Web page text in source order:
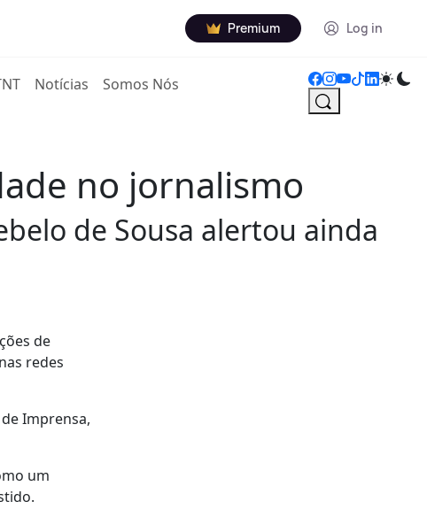
Premium Log in
Notícias Somos Nós
no jornalismo
de Sousa alertou ainda
de
redes
Imprensa,
um